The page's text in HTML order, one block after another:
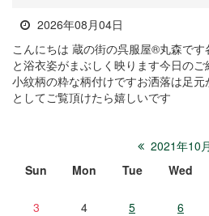
2026年08月04日
こんにちは 蔵の街の呉服屋®丸森です
と浴衣姿がまぶしく映ります今日の
小紋柄の粋な柄付けですお洒落は足
としてご覧頂けたら嬉しいです
2021年10月
Sun
Mon Tue Wed
3
4 5 6